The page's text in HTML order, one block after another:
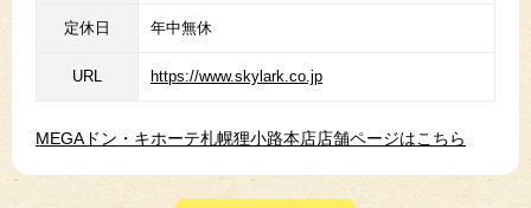
定休日 年中無休
URL https://www.skylark.co.jp
MEGAドン・キホーテ札幌狸小路本店店舗ページはこちら